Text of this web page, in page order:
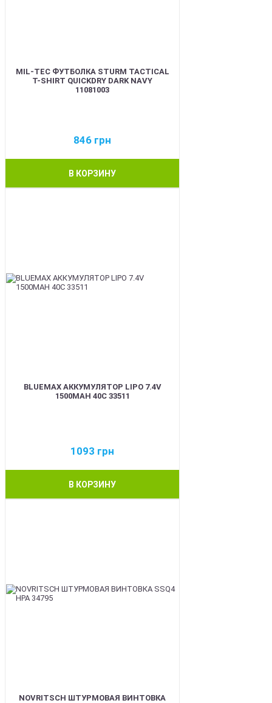
MIL-TEC ФУТБОЛКА STURM TACTICAL
T-SHIRT QUICKDRY DARK NAVY
11081003
846 грн
В КОРЗИНУ
BLUEMAX АККУМУЛЯТОР LIPO 7.4V
1500MAH 40C 33511
1093 грн
В КОРЗИНУ
NOVRITSCH ШТУРМОВАЯ ВИНТОВКА